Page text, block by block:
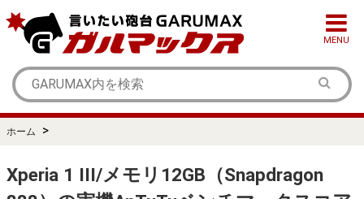
MENU
ホーム >
Xperia 1 III/メモリ12GB（Snapdragon